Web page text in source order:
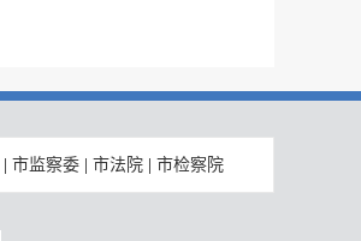
市监察委 市法院 市检察院